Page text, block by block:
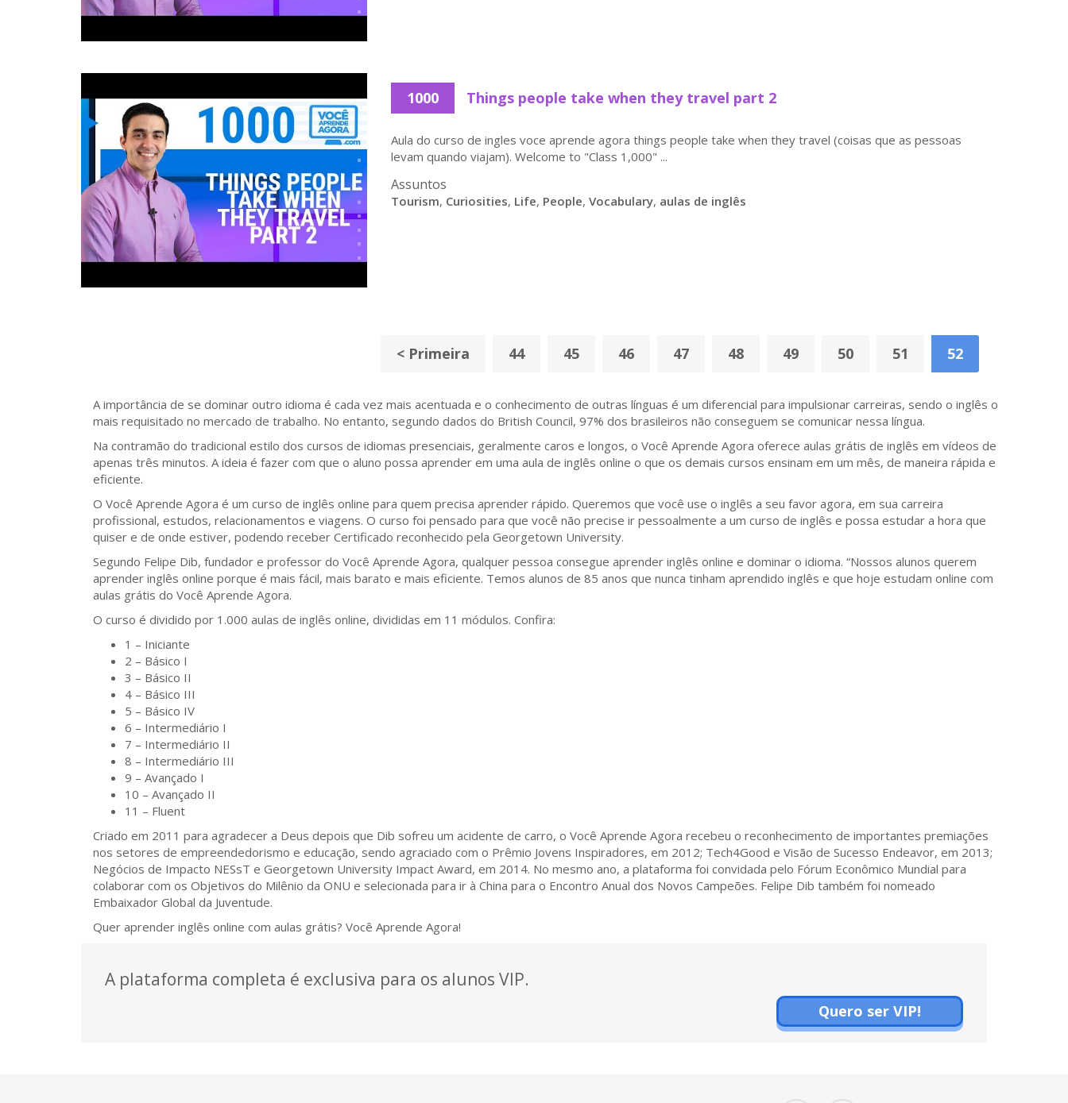
1000 Things people take when they travel part 2
Aula do curso de ingles voce aprende agora things people take when they travel (coisas que as pessoas
levam quando viajam). Welcome to "Class 1,000" ...
Assuntos
Tourism, Curiosities, Life, People, Vocabulary, aulas de inglês
< Primeira 44 45 46 47 48 49 50 51 52
A importância de se dominar outro idioma é cada vez mais acentuada e o conhecimento de outras línguas é um diferencial para impulsionar carreiras, sendo o inglês o
mais requisitado no mercado de trabalho. No entanto, segundo dados do British Council, 97% dos brasileiros não conseguem se comunicar nessa língua.
Na contramão do tradicional estilo dos cursos de idiomas presenciais, geralmente caros e longos, o Você Aprende Agora oferece aulas grátis de inglês em vídeos de
apenas três minutos. A ideia é fazer com que o aluno possa aprender em uma aula de inglês online o que os demais cursos ensinam em um mês, de maneira rápida e
eficiente.
O Você Aprende Agora é um curso de inglês online para quem precisa aprender rápido. Queremos que você use o inglês a seu favor agora, em sua carreira
profissional, estudos, relacionamentos e viagens. O curso foi pensado para que você não precise ir pessoalmente a um curso de inglês e possa estudar a hora que
quiser e de onde estiver, podendo receber Certificado reconhecido pela Georgetown University.
Segundo Felipe Dib, fundador e professor do Você Aprende Agora, qualquer pessoa consegue aprender inglês online e dominar o idioma. “Nossos alunos querem
aprender inglês online porque é mais fácil, mais barato e mais eficiente. Temos alunos de 85 anos que nunca tinham aprendido inglês e que hoje estudam online com
aulas grátis do Você Aprende Agora.
O curso é dividido por 1.000 aulas de inglês online, divididas em 11 módulos. Confira:
1 – Iniciante
2 – Básico I
3 – Básico II
4 – Básico III
5 – Básico IV
6 – Intermediário I
7 – Intermediário II
8 – Intermediário III
9 – Avançado I
10 – Avançado II
11 – Fluent
Criado em 2011 para agradecer a Deus depois que Dib sofreu um acidente de carro, o Você Aprende Agora recebeu o reconhecimento de importantes premiações
nos setores de empreendedorismo e educação, sendo agraciado com o Prêmio Jovens Inspiradores, em 2012; Tech4Good e Visão de Sucesso Endeavor, em 2013;
Negócios de Impacto NESsT e Georgetown University Impact Award, em 2014. No mesmo ano, a plataforma foi convidada pelo Fórum Econômico Mundial para
colaborar com os Objetivos do Milênio da ONU e selecionada para ir à China para o Encontro Anual dos Novos Campeões. Felipe Dib também foi nomeado
Embaixador Global da Juventude.
Quer aprender inglês online com aulas grátis? Você Aprende Agora!
A plataforma completa é exclusiva para os alunos VIP.
Quero ser VIP!